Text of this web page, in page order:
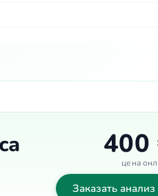
400
цена
Заказать анализ